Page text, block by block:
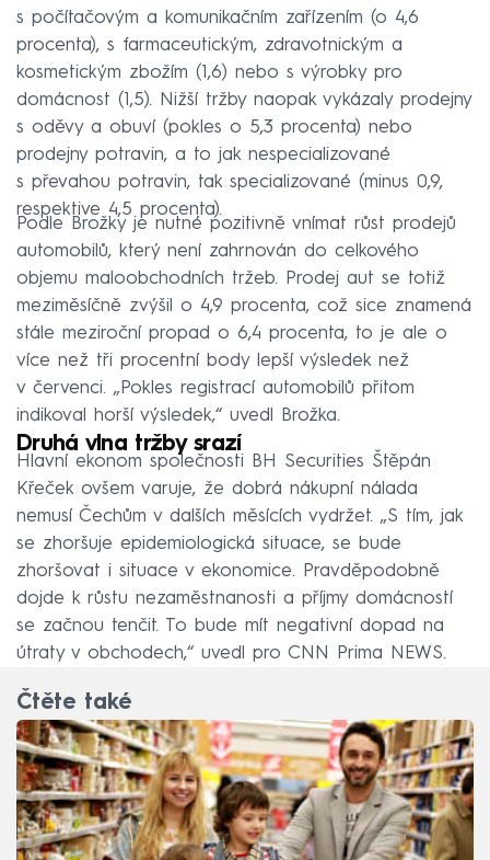
s počítačovým a komunikačním zařízením (o 4,6
procenta), s farmaceutickým, zdravotnickým a
kosmetickým zbožím (1,6) nebo s výrobky pro
domácnost (1,5). Nižší tržby naopak vykázaly prodejny
s oděvy a obuví (pokles o 5,3 procenta) nebo
prodejny potravin, a to jak nespecializované
s převahou potravin, tak specializované (minus 0,9,
respektive 4,5 procenta).
Podle Brožky je nutné pozitivně vnímat růst prodejů
automobilů, který není zahrnován do celkového
objemu maloobchodních tržeb. Prodej aut se totiž
meziměsíčně zvýšil o 4,9 procenta, což sice znamená
stále meziroční propad o 6,4 procenta, to je ale o
více než tři procentní body lepší výsledek než
v červenci. „Pokles registrací automobilů přitom
indikoval horší výsledek,“ uvedl Brožka.
Druhá vlna tržby srazí
Hlavní ekonom společnosti BH Securities Štěpán
Křeček ovšem varuje, že dobrá nákupní nálada
nemusí Čechům v dalších měsících vydržet. „S tím, jak
se zhoršuje epidemiologická situace, se bude
zhoršovat i situace v ekonomice. Pravděpodobně
dojde k růstu nezaměstnanosti a příjmy domácností
se začnou tenčit. To bude mít negativní dopad na
útraty v obchodech,“ uvedl pro CNN Prima NEWS.
Čtěte také